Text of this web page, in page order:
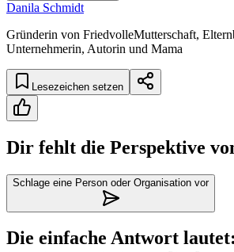
Danila Schmidt
Gründerin von FriedvolleMutterschaft,
Unternehmerin, Autorin und Mama
Lesezeichen setzen
Dir fehlt die Perspektive
Schlage eine Person oder Organisation vor
Die einfache Antwort